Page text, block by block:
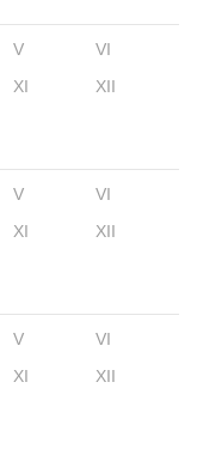
V
VI
XI XII
V
VI
XI XII
V
VI
XI XII